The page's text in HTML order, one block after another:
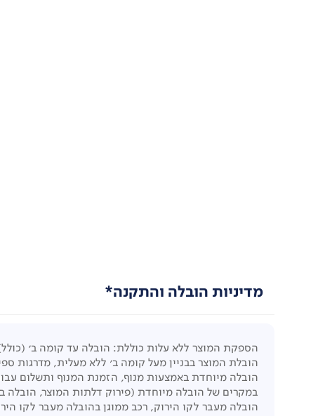
מדיניות הובלה והתקנה*
הספקת המוצר ללא עלות כוללת: הובלה עד קומה ב'
הובלת המוצר בבניין מעל קומה ב' ללא מעלית, מדרגות ספירלה,
הובלה מיוחדת באמצעות מנוף, הזמנת המנוף ותשלום
במקרים של הובלה מיוחדת (פירוק דלתות המוצר,
הובלה מעבר לקו הירוק, רכב ממוגן בהובלה מעבר לקו